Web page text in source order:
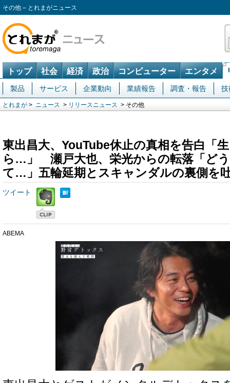
その他 – とれまがニュース
トップ 社会 経済 政治 コンピューター エンタメ
製品 サービス 企業動向 業績報告 調査・報告 技
とれまが > ニュース > リリースニュース > その他
東出昌大、YouTube休止の真相を告白「
ら…」 瀬戸大也、栄光からの転落「ど
て…」五輪延期とスキャンダルの裏側を
ツイート
ABEMA